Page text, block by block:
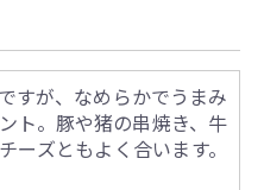
すが、なめらかでうまみ
ト。豚や猪の串焼き、牛
ーズともよく合います。